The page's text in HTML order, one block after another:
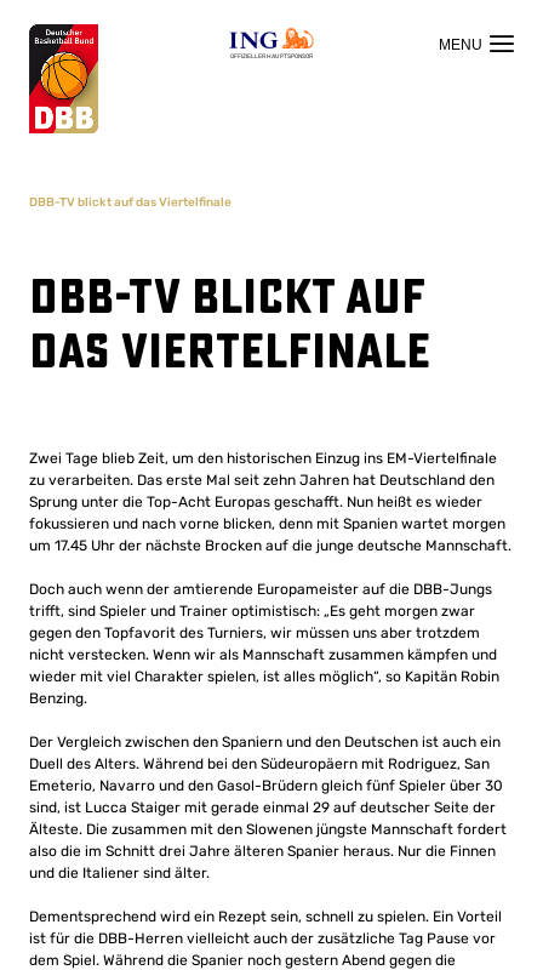
OFFIZIELLER HAUPTSPONSOR
DBB-TV blickt auf das Viertelfinale
DBB-TV blickt auf
das Viertelfinale
Zwei Tage blieb Zeit, um den historischen Einzug ins EM-Viertelfinale
zu verarbeiten. Das erste Mal seit zehn Jahren hat Deutschland den
Sprung unter die Top-Acht Europas geschafft. Nun heißt es wieder
fokussieren und nach vorne blicken, denn mit Spanien wartet morgen
um 17.45 Uhr der nächste Brocken auf die junge deutsche Mannschaft.
Doch auch wenn der amtierende Europameister auf die DBB-Jungs
trifft, sind Spieler und Trainer optimistisch: „Es geht morgen zwar
gegen den Topfavorit des Turniers, wir müssen uns aber trotzdem
nicht verstecken. Wenn wir als Mannschaft zusammen kämpfen und
wieder mit viel Charakter spielen, ist alles möglich“, so Kapitän Robin
Benzing.
Der Vergleich zwischen den Spaniern und den Deutschen ist auch ein
Duell des Alters. Während bei den Südeuropäern mit Rodriguez, San
Emeterio, Navarro und den Gasol-Brüdern gleich fünf Spieler über 30
sind, ist Lucca Staiger mit gerade einmal 29 auf deutscher Seite der
Älteste. Die zusammen mit den Slowenen jüngste Mannschaft fordert
also die im Schnitt drei Jahre älteren Spanier heraus. Nur die Finnen
und die Italiener sind älter.
Dementsprechend wird ein Rezept sein, schnell zu spielen. Ein Vorteil
ist für die DBB-Herren vielleicht auch der zusätzliche Tag Pause vor
dem Spiel. Während die Spanier noch gestern Abend gegen die